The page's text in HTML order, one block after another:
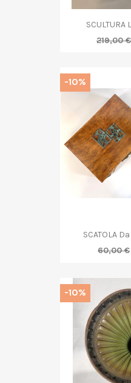
SCULTURA
219,00 €
SCATOLA
60,00 €
-10%
-10%